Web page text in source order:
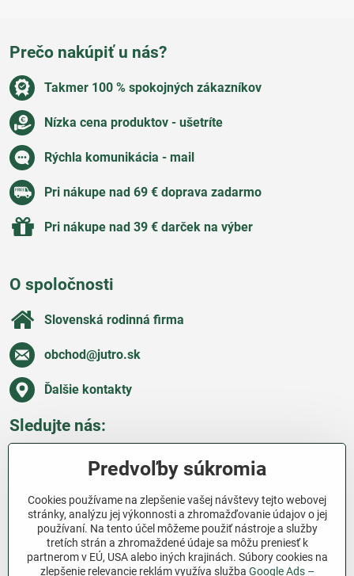
Prečo nakúpiť u nás?
Takmer 100 % spokojných zákazníkov
Nízka cena produktov - ušetríte
Rýchla komunikácia - mail
Pri nákupe nad 69 € doprava zadarmo
Pri nákupe nad 39 € darček na výber
O spoločnosti
Slovenská rodinná firma
obchod​@jutro​.sk
Ďalšie kontakty
Sledujte nás:
Všetko o nákupe
Ďakujeme za podporu
Sme slovenský e-shop bez dotácií​. Fungujeme len
Predvoľby súkromia
Cookies používame na zlepšenie vašej návštevy tejto webovej
stránky, analýzu jej výkonnosti a zhromažďovanie údajov o jej
používaní. Na tento účel môžeme použiť nástroje a služby
tretích strán a zhromaždené údaje sa môžu preniesť k
partnerom v EÚ, USA alebo iných krajinách. Súbory cookies na
zlepšenie relevancie reklám využíva služba Google Ads –